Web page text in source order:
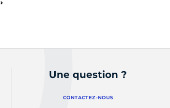
Page suivante
Une question ?
CONTACTEZ-NOUS